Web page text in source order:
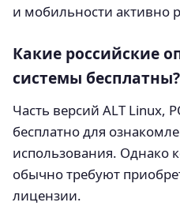
и мобильности активно
Какие российские
системы бесплатны?
Часть версий ALT Linux,
бесплатно для
использования. Однако
обычно требуют
лицензии.